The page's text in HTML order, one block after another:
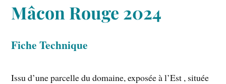
Mâcon Rouge 2024
Fiche Technique
Issu d’une parcelle du domaine, exposée à l’Est , située